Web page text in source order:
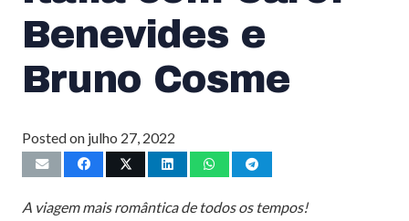
Benevides e
Bruno Cosme
Posted on julho 27, 2022
A viagem mais romântica de todos os tempos!